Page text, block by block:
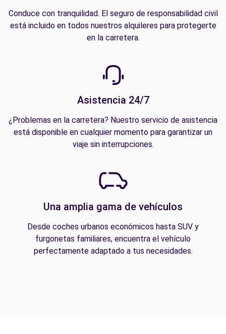
Conduce con tranquilidad. El seguro de responsabilidad civil
está incluido en todos nuestros alquileres para protegerte
en la carretera.
Asistencia 24/7
¿Problemas en la carretera? Nuestro servicio de asistencia
está disponible en cualquier momento para garantizar un
viaje sin interrupciones.
Una amplia gama de vehículos
Desde coches urbanos económicos hasta SUV y
furgonetas familiares, encuentra el vehículo
perfectamente adaptado a tus necesidades.